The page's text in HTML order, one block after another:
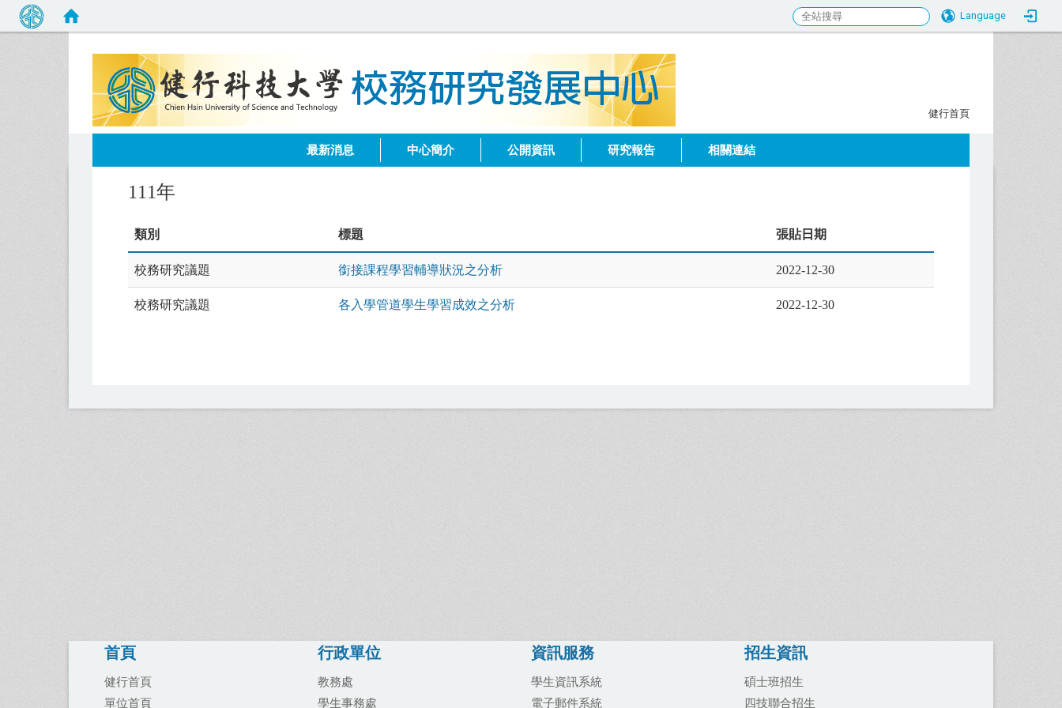
Language
健行首頁
最新消息 中心簡介 公開資訊 研究報告 相關連結
111年
類別 標題 張貼日期
校務研究議題 銜接課程學習輔導狀況之分析 2022-12-30
校務研究議題 各入學管道學生學習成效之分析 2022-12-30
首頁
健行首頁
單位首頁
行政單位
教務處
學生事務處
資訊服務
學生資訊系統
電子郵件系統
招生資訊
碩士班招生
四技聯合招生